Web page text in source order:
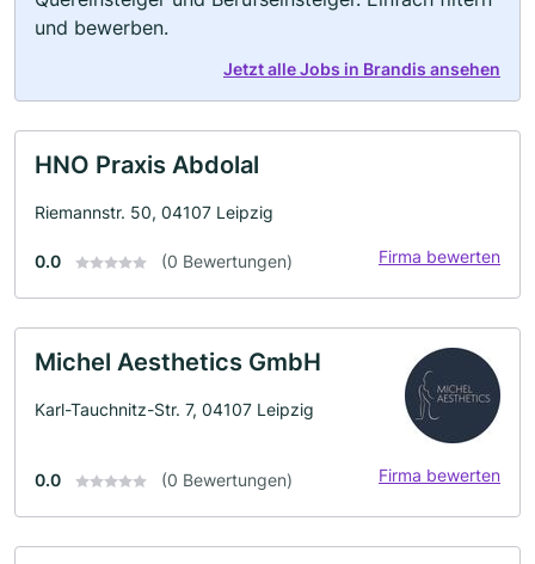
und bewerben.
Jetzt alle Jobs in Brandis ansehen
HNO Praxis Abdolal
Riemannstr. 50, 04107 Leipzig
0.0 (0 Bewertungen) Firma bewerten
Michel Aesthetics GmbH
Karl-Tauchnitz-Str. 7, 04107 Leipzig
0.0 (0 Bewertungen) Firma bewerten